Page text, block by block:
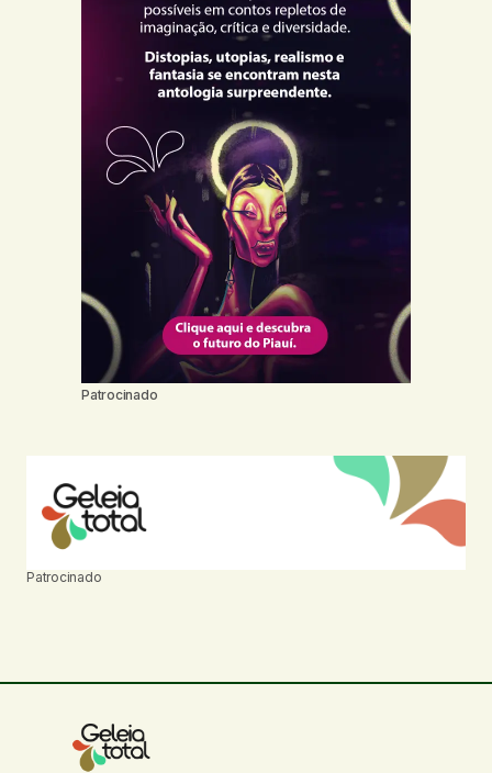
Patrocinado
Patrocinado